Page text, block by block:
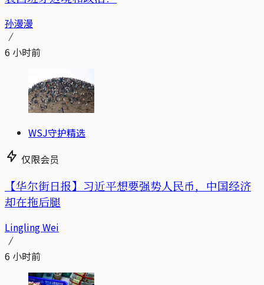
孙漫漫
6 小时前
WSJ守护精选
仅限会员
【华尔街日报】习近平想要强势人民币，中国经济
却在拖后腿
Lingling Wei
6 小时前